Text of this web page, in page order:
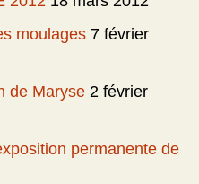
moulages 7 février
de Maryse 2 février
permanente de